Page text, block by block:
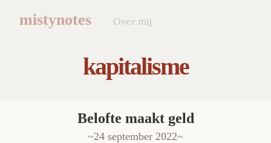
mistynotes Over mij
kapitalisme
Belofte maakt geld
24 september 2022